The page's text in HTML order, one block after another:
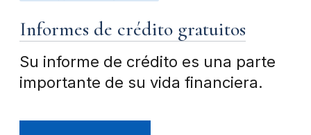
Informes de crédito gratuitos
Su informe de crédito es una parte
importante de su vida financiera.